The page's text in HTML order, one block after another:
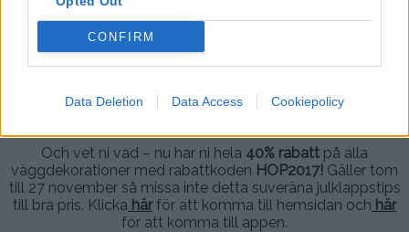
CONFIRM
Data Deletion Data Access Cookiepolicy
Och vet ni vad – nu har ni hela 40% rabatt på alla
väggdekorationer med rabattkoden HOP2017! Gäller tom
till 27 november så missa inte detta suveräna julklappstips
till bra pris. Klicka härför att komma till hemsidan och här
för att komma till appen.